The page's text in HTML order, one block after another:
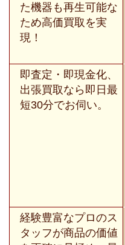
た機器も再生可能な
ため高価買取を実
現！
即査定・即現金化、
出張買取なら即日最
短30分でお伺い。
経験豊富なプロのス
タッフが商品の価値